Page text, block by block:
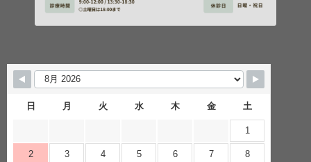
日 月 火 水 木 金 土
1
2 3 4 5 6 7 8